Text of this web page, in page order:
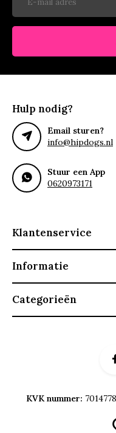
Hulp nodig?
Email sturen?
info@hipdogs.nl
Stuur een App
0620973171
Klantenservice
Informatie
Categorieën
KVK nummer: